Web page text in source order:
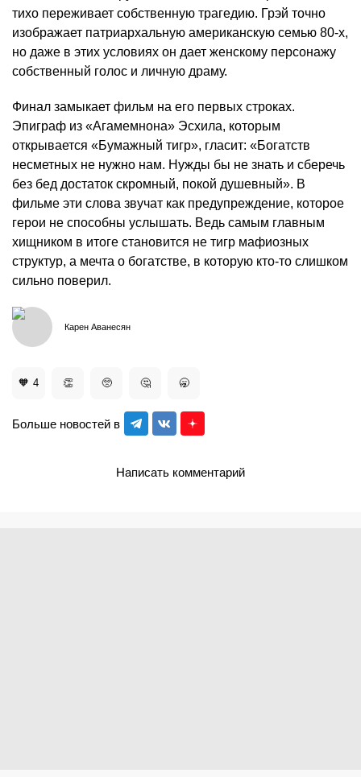
тихо переживает собственную трагедию. Грэй точно
изображает патриархальную американскую семью 80-х,
но даже в этих условиях он дает женскому персонажу
собственный голос и личную драму.
Финал замыкает фильм на его первых строках.
Эпиграф из «Агамемнона» Эсхила, которым
открывается «Бумажный тигр», гласит: «Богатств
несметных не нужно нам. Нужды бы не знать и сберечь
без бед достаток скромный, покой душевный». В
фильме эти слова звучат как предупреждение, которое
герои не способны услышать. Ведь самым главным
хищником в итоге становится не тигр мафиозных
структур, а мечта о богатстве, в которую кто-то слишком
сильно поверил.
Карен Аванесян
Больше новостей в
🧡 4 👏 🥺 🤔 🥱
Написать комментарий